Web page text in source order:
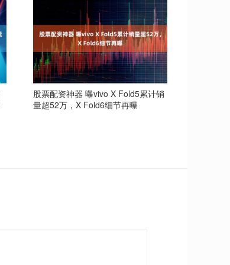
股票配资神器 曝vivo X Fold5累计销
量超52万，X Fold6细节再曝